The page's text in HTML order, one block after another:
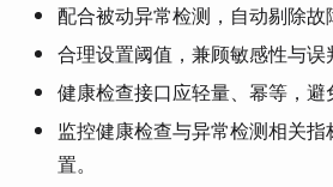
配合被动异常检测，自动剔除故
合理设置阈值，兼顾敏感性与误
健康检查接口应轻量、幂等，避
监控健康检查与异常检测相关
置。